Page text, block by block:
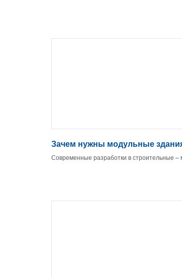
Зачем нужны модульные
Современные разработки в строительные